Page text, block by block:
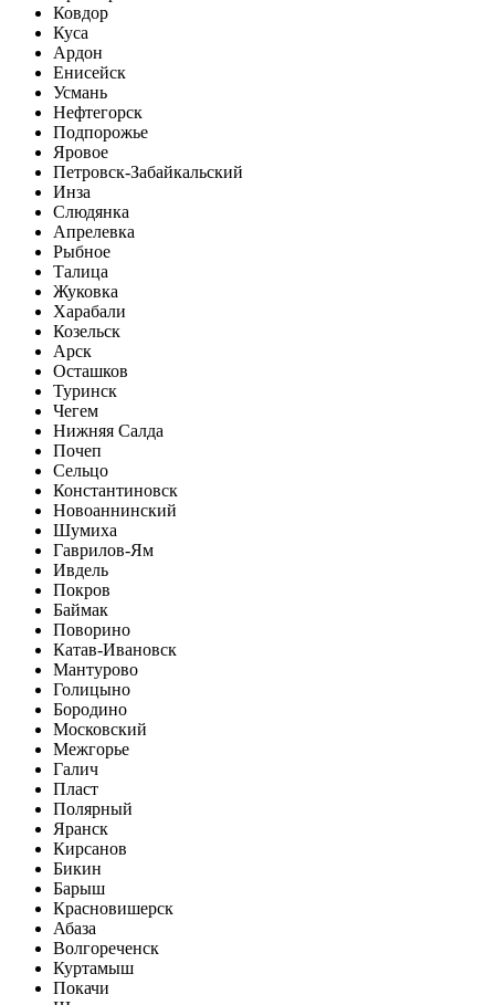
Ковдор
Куса
Ардон
Енисейск
Усмань
Нефтегорск
Подпорожье
Яровое
Петровск-Забайкальский
Инза
Слюдянка
Апрелевка
Рыбное
Талица
Жуковка
Харабали
Козельск
Арск
Осташков
Туринск
Чегем
Нижняя Салда
Почеп
Сельцо
Константиновск
Новоаннинский
Шумиха
Гаврилов-Ям
Ивдель
Покров
Баймак
Поворино
Катав-Ивановск
Мантурово
Голицыно
Бородино
Московский
Межгорье
Галич
Пласт
Полярный
Яранск
Кирсанов
Бикин
Барыш
Красновишерск
Абаза
Волгореченск
Куртамыш
Покачи